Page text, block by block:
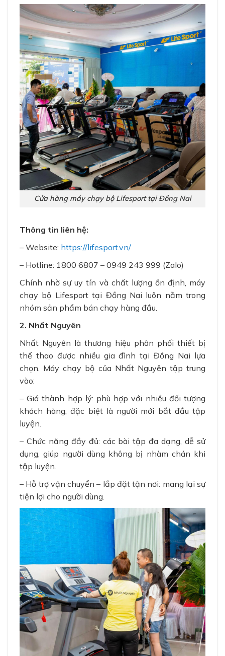
Cửa hàng máy chạy bộ Lifesport tại Đồng Nai
Thông tin liên hệ:
– Website: https://lifesport.vn/
– Hotline: 1800 6807 – 0949 243 999 (Zalo)
Chính nhờ sự uy tín và chất lượng ổn định, máy
chạy bộ Lifesport tại Đồng Nai luôn nằm trong
nhóm sản phẩm bán chạy hàng đầu.
2. Nhất Nguyên
Nhất Nguyên là thương hiệu phân phối thiết bị
thể thao được nhiều gia đình tại Đồng Nai lựa
chọn. Máy chạy bộ của Nhất Nguyên tập trung
vào:
– Giá thành hợp lý: phù hợp với nhiều đối tượng
khách hàng, đặc biệt là người mới bắt đầu tập
luyện.
– Chức năng đầy đủ: các bài tập đa dạng, dễ sử
dụng, giúp người dùng không bị nhàm chán khi
tập luyện.
– Hỗ trợ vận chuyển – lắp đặt tận nơi: mang lại sự
tiện lợi cho người dùng.